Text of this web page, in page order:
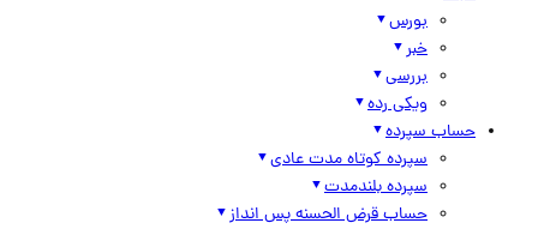
بورس
خبر
بررسی
ویکی رده
حساب سپرده
سپرده کوتاه مدت عادی
سپرده بلندمدت
حساب قرض الحسنه پس انداز